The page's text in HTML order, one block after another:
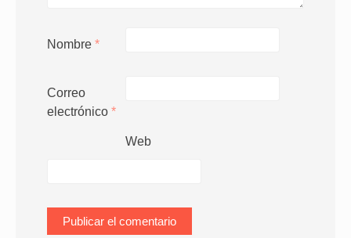
Nombre *
Correo
electrónico *
Web